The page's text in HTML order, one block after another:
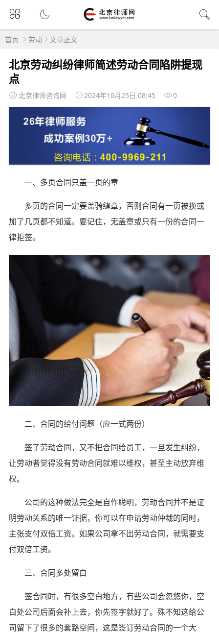
首页 劳动 文章正文
北京劳动纠纷律师简述劳动合同陷阱提现
点
北京律师咨询网 2024年10月25日 08:45 0
一、多页合同只盖一页的章
多页的合同一定要盖骑缝章，否则合同有一页被换或
加了几页都不知道。要记住，无盖章或只有一份的合同一
律拒签。
二、合同的给付问题（应一式两份）
签了劳动合同，又不把合同给员工，一旦发生纠纷，
让劳动者觉得没有劳动合同就难以维权，甚至主动放弃维
权。
公司的这种做法完全是自作聪明，劳动合同并不是证
明劳动关系的唯一证据，你可以在申请劳动仲裁的同时，
主张支付双倍工资。如果公司拿不出劳动合同，就需要支
付双倍工资。
三、合同多处留白
签合同时，有很多空白地方，有些公司会忽悠你，空
白处公司后面会补上去，你先签字就好了。殊不知这给公
司留下了很多的套路空间，这是签订劳动合同的一个大